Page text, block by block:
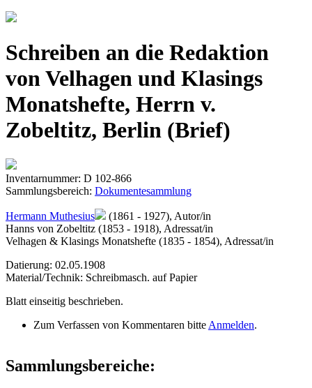
Jump to navigation
Schreiben an die Redaktion
von Velhagen und Klasings
Monatshefte, Herrn v.
Zobeltitz, Berlin (Brief)
Inventarnummer: D 102-866
Sammlungsbereich: Dokumentesammlung
Hermann Muthesius
(1861 - 1927), Autor/in
Hanns von Zobeltitz (1853 - 1918), Adressat/in
Velhagen & Klasings Monatshefte (1835 - 1854), Adressat/in
Datierung: 02.05.1908
Material/Technik: Schreibmasch. auf Papier
Blatt einseitig beschrieben.
Zum Verfassen von Kommentaren bitte Anmelden.
Sammlungsbereiche: